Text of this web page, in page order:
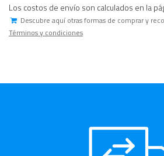
Los costos de envío son calculados en la
Descubre aquí otras formas de comprar y
Términos y condiciones